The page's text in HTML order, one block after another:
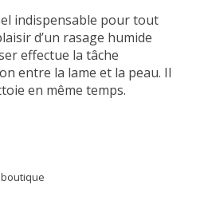
indispensable pour tout
d’un rasage humide
effectue la tâche
entre la lame et la peau. Il
en même temps.